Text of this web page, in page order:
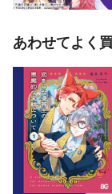
あわせてよく